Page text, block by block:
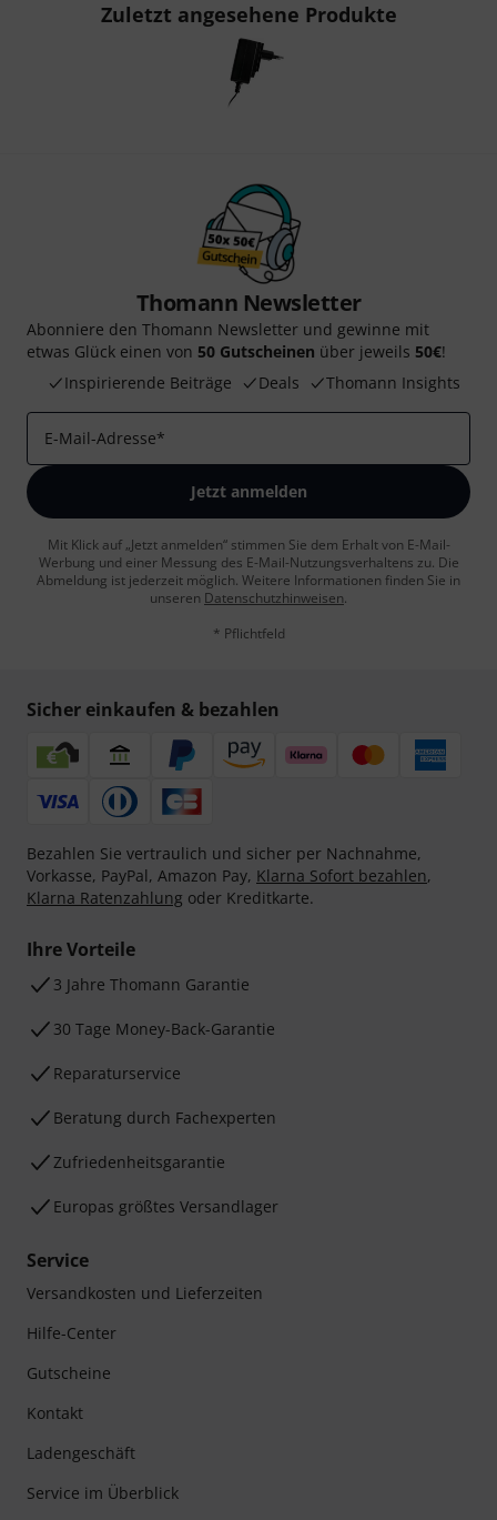
Zuletzt angesehene Produkte
Thomann Newsletter
Abonniere den Thomann Newsletter und gewinne mit
etwas Glück einen von 50 Gutscheinen über jeweils 50€!
Inspirierende Beiträge
Deals Thomann Insights
E-Mail-Adresse*
Jetzt anmelden
Mit Klick auf „Jetzt anmelden“ stimmen Sie dem Erhalt von E-Mail-
Werbung und einer Messung des E-Mail-Nutzungsverhaltens zu. Die
Abmeldung ist jederzeit möglich. Weitere Informationen finden Sie in
unseren Datenschutzhinweisen.
* Pflichtfeld
Sicher einkaufen & bezahlen
Bezahlen Sie vertraulich und sicher per Nachnahme,
Vorkasse, PayPal, Amazon Pay, Klarna Sofort bezahlen,
Klarna Ratenzahlung oder Kreditkarte.
Ihre Vorteile
3 Jahre Thomann Garantie
30 Tage Money-Back-Garantie
Reparaturservice
Beratung durch Fachexperten
Zufriedenheitsgarantie
Europas größtes Versandlager
Service
Versandkosten und Lieferzeiten
Hilfe-Center
Gutscheine
Kontakt
Ladengeschäft
Service im Überblick